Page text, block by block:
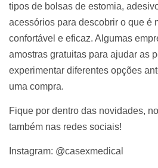
tipos de bolsas de estomia,
acessórios para descobrir o que é
confortável e eficaz. Algumas
amostras gratuitas para ajudar as
experimentar diferentes opções
uma compra.
Fique por dentro das novidades,
também nas redes sociais!
Instagram: @casexmedical